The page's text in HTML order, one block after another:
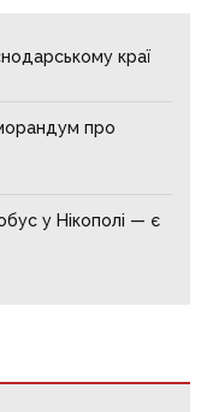
краї
про
у Нікополі — є